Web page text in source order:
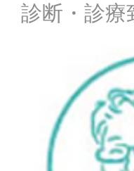
診断・診療